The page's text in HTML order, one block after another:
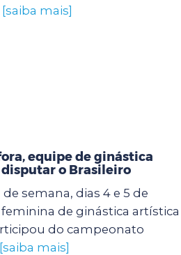
[saiba mais]
equipe de ginástica
o Brasileiro
semana, dias 4 e 5 de
de ginástica artística
do campeonato
[saiba mais]